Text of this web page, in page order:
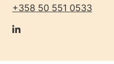
+358 50 551 0533